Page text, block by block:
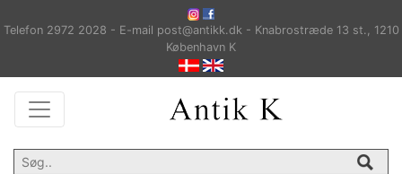
Telefon 2972 2028 - E-mail post@antikk.dk - Knabrostræde 13 st., 1210
København K